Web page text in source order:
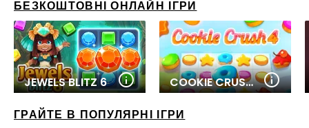
БЕЗКОШТОВНІ ОНЛАЙН ІГРИ
JEWELS BLITZ 6 COOKIE CRUSH 4
ГРАЙТЕ В ПОПУЛЯРНІ ІГРИ